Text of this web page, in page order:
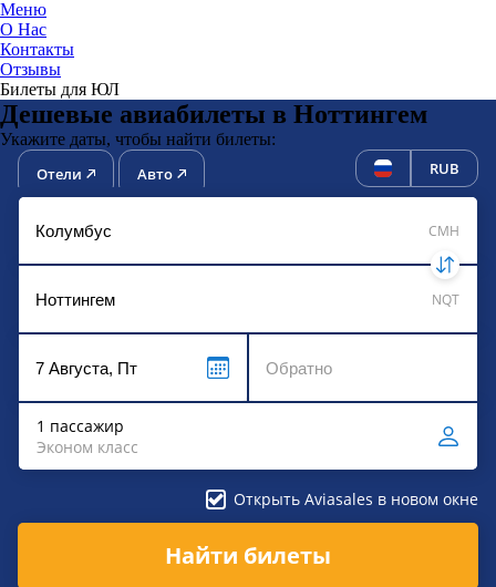
Меню
О Нас
Контакты
Отзывы
Билеты для ЮЛ
Дешевые авиабилеты в Ноттингем
Укажите даты, чтобы найти билеты:
Отели Авто RUB
CMH
NQT
1 пассажир
Эконом класс
Открыть Aviasales в новом окне
Найти билеты